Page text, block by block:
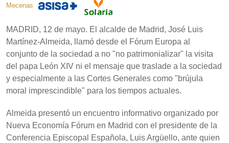
Mecenas
MADRID, 12 de mayo. El alcalde de Madrid, José Luis
Martínez-Almeida, llamó desde el Fórum Europa al
conjunto de la sociedad a no "no patrimonializar" la visita
del papa León XIV ni el mensaje que traslade a la sociedad
y especialmente a las Cortes Generales como "brújula
moral imprescindible" para los tiempos actuales.
Almeida presentó un encuentro informativo organizado por
Nueva Economía Fórum en Madrid con el presidente de la
Conferencia Episcopal Española, Luis Argüello, ante quien